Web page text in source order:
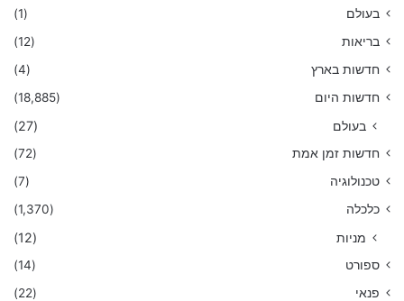
בעולם
(1)
בריאות
(12)
חדשות בארץ
(4)
חדשות היום
(18,885)
בעולם (27)
חדשות זמן אמת
(72)
טכנולוגיה
(7)
כלכלה
(1,370)
מניות (12)
ספורט
(14)
פנאי
(22)